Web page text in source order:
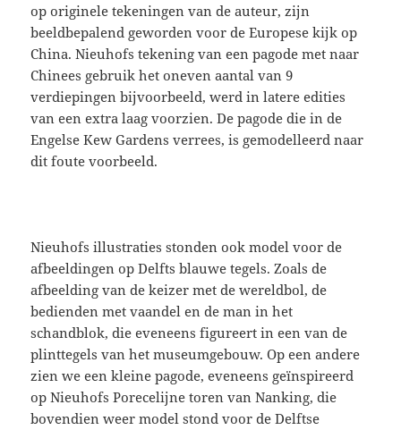
op originele tekeningen van de auteur, zijn
beeldbepalend geworden voor de Europese kijk op
China. Nieuhofs tekening van een pagode met naar
Chinees gebruik het oneven aantal van 9
verdiepingen bijvoorbeeld, werd in latere edities
van een extra laag voorzien. De pagode die in de
Engelse Kew Gardens verrees, is gemodelleerd naar
dit foute voorbeeld.
Nieuhofs illustraties stonden ook model voor de
afbeeldingen op Delfts blauwe tegels. Zoals de
afbeelding van de keizer met de wereldbol, de
bedienden met vaandel en de man in het
schandblok, die eveneens figureert in een van de
plinttegels van het museumgebouw. Op een andere
zien we een kleine pagode, eveneens geïnspireerd
op Nieuhofs Porecelijne toren van Nanking, die
bovendien weer model stond voor de Delftse